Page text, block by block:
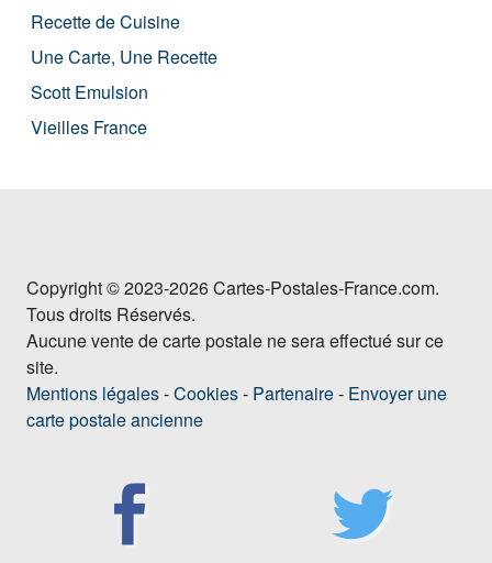
Recette de Cuisine
Une Carte, Une Recette
Scott Emulsion
Vieilles France
Copyright © 2023-2026 Cartes-Postales-France.com.
Tous droits Réservés.
Aucune vente de carte postale ne sera effectué sur ce
site.
Mentions légales-Cookies- Partenaire- Envoyer une
carte postale ancienne